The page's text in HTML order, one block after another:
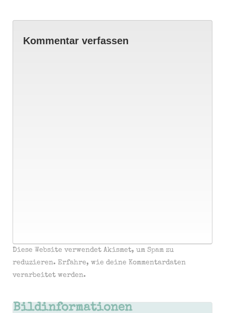
Kommentar verfassen
Diese Website verwendet Akismet, um Spam zu
reduzieren. Erfahre, wie deine Kommentardaten
verarbeitet werden.
Bildinformationen